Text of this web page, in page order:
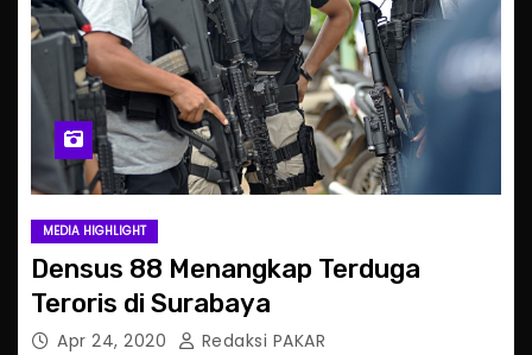
MEDIA HIGHLIGHT
Densus 88 Menangkap Terduga
Teroris di Surabaya
Apr 24, 2020 Redaksi PAKAR